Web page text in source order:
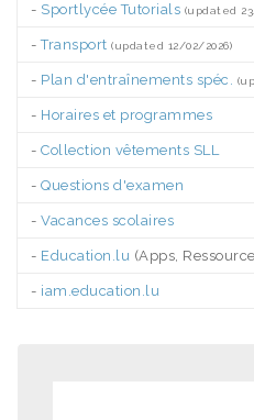
- Sportlycée Tutorials (updated
-Transport (updated 12/02/2026)
- Plan d'entraînements spéc.
- Horaires et programmes
- Collection vêtements SLL
- Questions d'examen
- Vacances scolaires
- Education.lu (Apps,
- iam.education.lu